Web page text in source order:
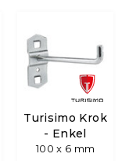
Turisimo Krok
- Enkel
100 x 6 mm